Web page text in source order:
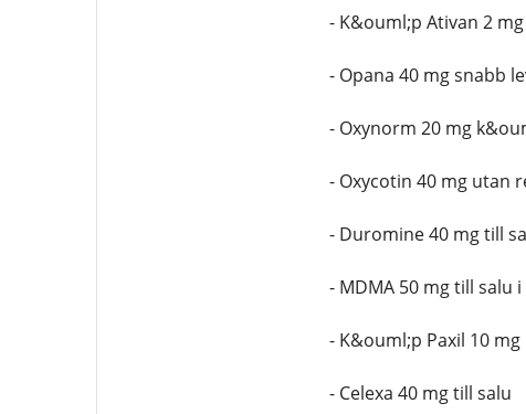
- K&ouml;p Ativan 2
- Opana 40 mg snabb
- Oxynorm 20 mg
- Oxycotin 40 mg utan
- Duromine 40 mg till
- MDMA 50 mg till salu
- K&ouml;p Paxil 10
- Celexa 40 mg till salu